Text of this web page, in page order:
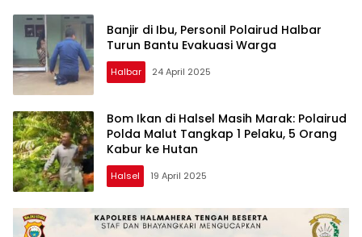
Banjir di Ibu, Personil Polairud Halbar
Turun Bantu Evakuasi Warga
Halbar 24 April 2025
Bom Ikan di Halsel Masih Marak: Polairud
Polda Malut Tangkap 1 Pelaku, 5 Orang
Kabur ke Hutan
Halsel 19 April 2025